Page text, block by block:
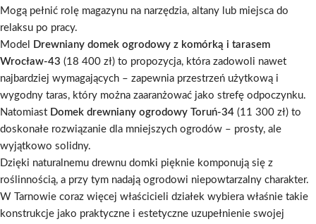
Mogą pełnić rolę magazynu na narzędzia, altany lub miejsca do
relaksu po pracy.
Model
Drewniany domek ogrodowy z komórką i tarasem
Wrocław-43 (18 400 zł) to propozycja, która zadowoli nawet
najbardziej wymagających – zapewnia przestrzeń użytkową i
wygodny taras, który można zaaranżować jako strefę odpoczynku.
Natomiast Domek drewniany ogrodowy Toruń-34 (11 300 zł) to
doskonałe rozwiązanie dla mniejszych ogrodów – prosty, ale
wyjątkowo solidny.
Dzięki naturalnemu drewnu domki pięknie komponują się z
roślinnością, a przy tym nadają ogrodowi niepowtarzalny charakter.
W Tarnowie coraz więcej właścicieli działek wybiera właśnie takie
konstrukcje jako praktyczne i estetyczne uzupełnienie swojej